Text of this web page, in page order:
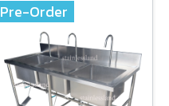
Pre-Order